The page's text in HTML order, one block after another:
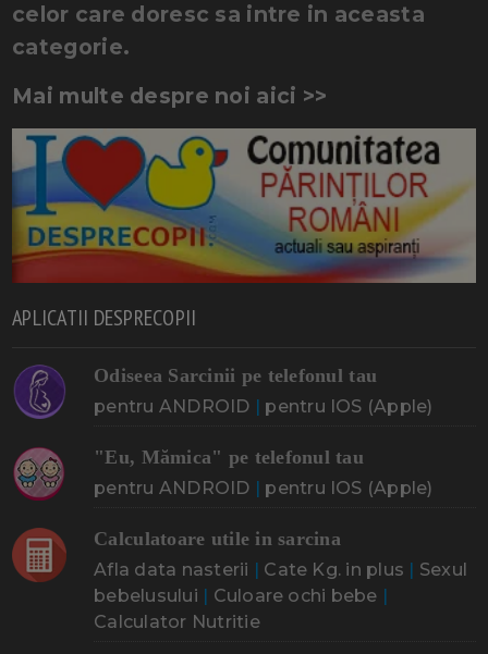
celor care doresc sa intre in aceasta
categorie.
Mai multe despre noi aici >>
APLICATII DESPRECOPII
Odiseea Sarcinii pe telefonul tau
pentru ANDROID | pentru IOS (Apple)
"Eu, Mămica" pe telefonul tau
pentru ANDROID | pentru IOS (Apple)
Calculatoare utile in sarcina
Afla data nasterii | Cate Kg. in plus | Sexul
bebelusului | Culoare ochi bebe |
Calculator Nutritie